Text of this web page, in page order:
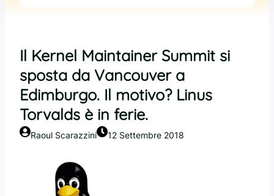
Il Kernel Maintainer Summit si
sposta da Vancouver a
Edimburgo. Il motivo? Linus
Torvalds è in ferie.
Raoul Scarazzini 12 Settembre 2018